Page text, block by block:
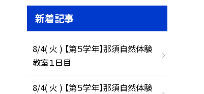
新着記事
8/4( 火 ) 【第５学年】那須自然体験
教室１日目
8/4( 火 ) 【第５学年】那須自然体験